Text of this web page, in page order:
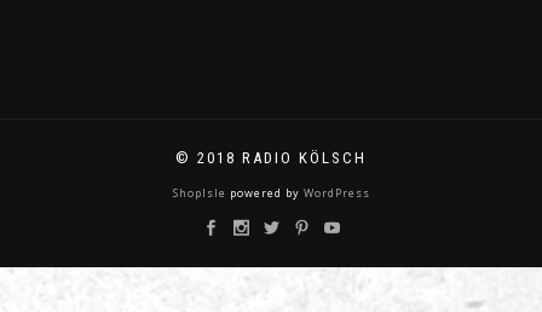
© 2018 RADIO KÖLSCH
ShopIsle powered by WordPress